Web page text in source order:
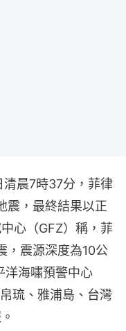
晨7時37分，菲律
震，最終結果以正
心（GFZ）稱，菲
，震源深度為10公
洋海嘯預警中心
琉、雅浦島、台灣